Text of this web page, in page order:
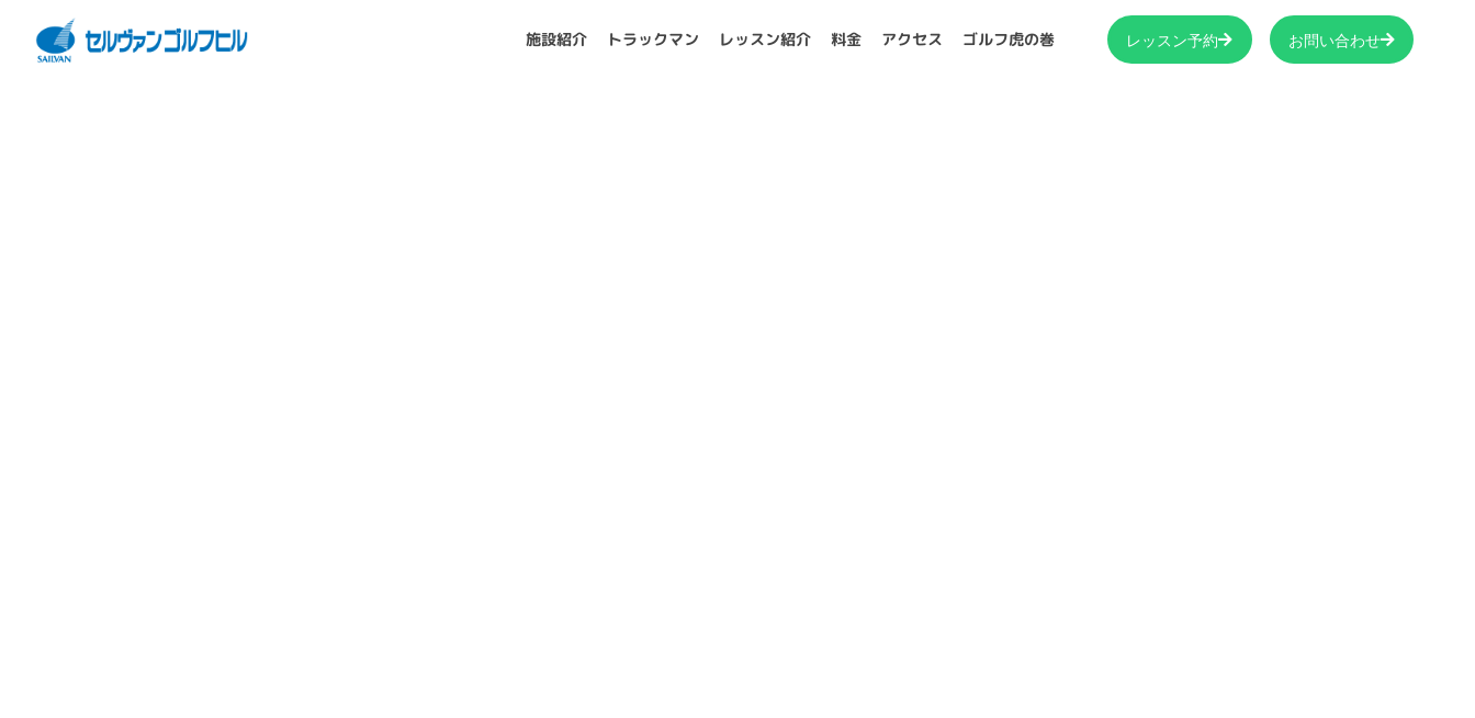
施設紹介 トラックマン レッスン紹介 料金 アクセス ゴルフ虎の巻 レッスン予約 お問い合わせ